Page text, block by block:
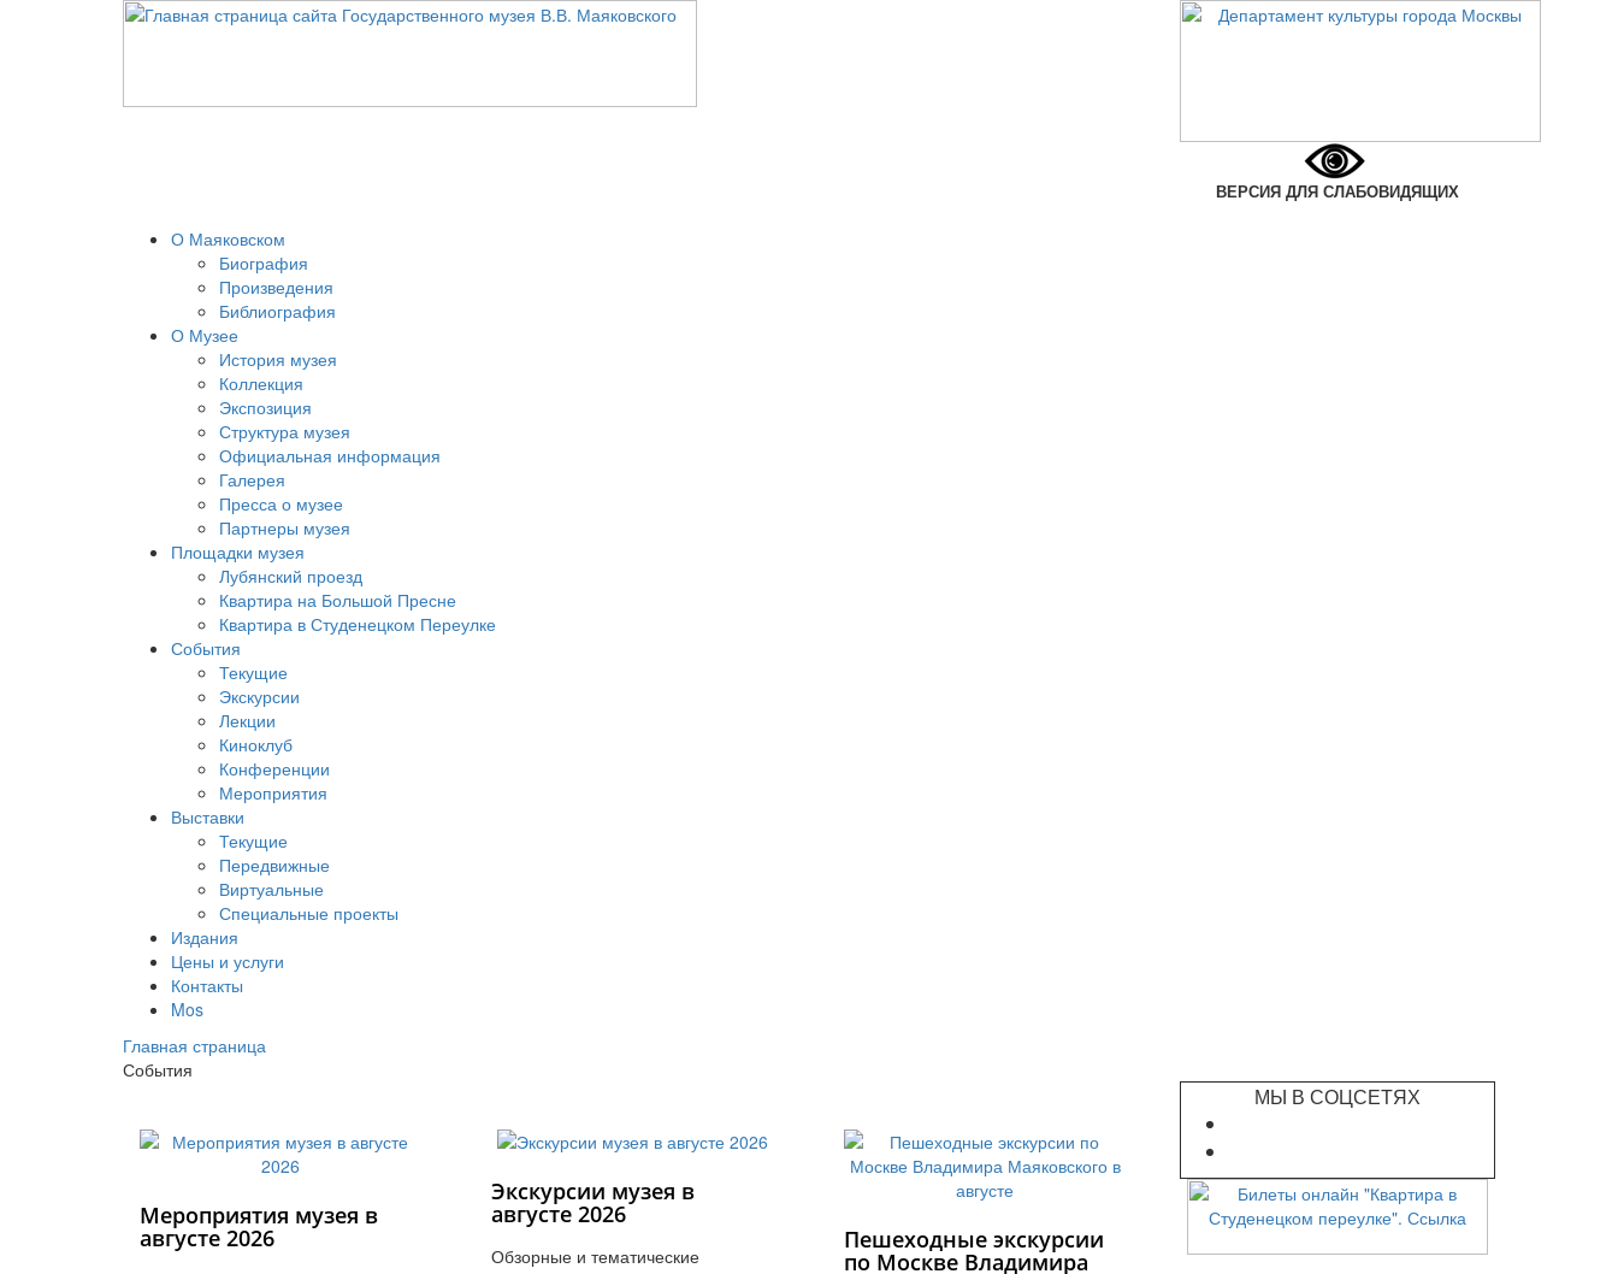
ВЕРСИЯ ДЛЯ СЛАБОВИДЯЩИХ
О Маяковском
Биография
Произведения
Библиография
О Музее
История музея
Коллекция
Экспозиция
Структура музея
Официальная информация
Галерея
Пресса о музее
Партнеры музея
Площадки музея
Лубянский проезд
Квартира на Большой Пресне
Квартира в Студенецком Переулке
События
Текущие
Экскурсии
Лекции
Киноклуб
Конференции
Мероприятия
Выставки
Текущие
Передвижные
Виртуальные
Специальные проекты
Издания
Цены и услуги
Контакты
Mos
Главная страница
События
Мероприятия музея в
августе 2026
Экскурсии музея в
августе 2026
Обзорные и тематические
Пешеходные экскурсии
по Москве Владимира
МЫ В СОЦСЕТЯХ